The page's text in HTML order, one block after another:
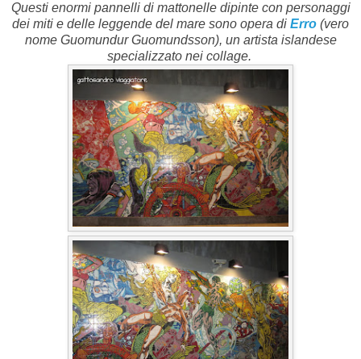
Questi enormi pannelli di mattonelle dipinte con personaggi
dei miti e delle leggende del mare sono opera di Erro (vero
nome Guomundur Guomundsson), un artista islandese
specializzato nei collage.